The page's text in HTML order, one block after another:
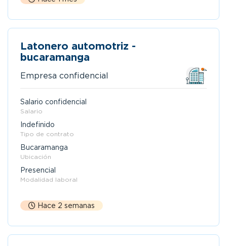
Latonero automotriz -
bucaramanga
Empresa confidencial
Salario confidencial
Salario
Indefinido
Tipo de contrato
Bucaramanga
Ubicación
Presencial
Modalidad laboral
Hace 2 semanas